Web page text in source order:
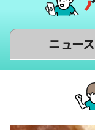
ニュース